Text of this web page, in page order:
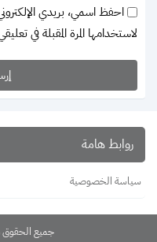
احفظ اسمي، بريدي
لاستخدامها المرة المقبلة في
روابط هامة
سياسة الخصوصية
جميع